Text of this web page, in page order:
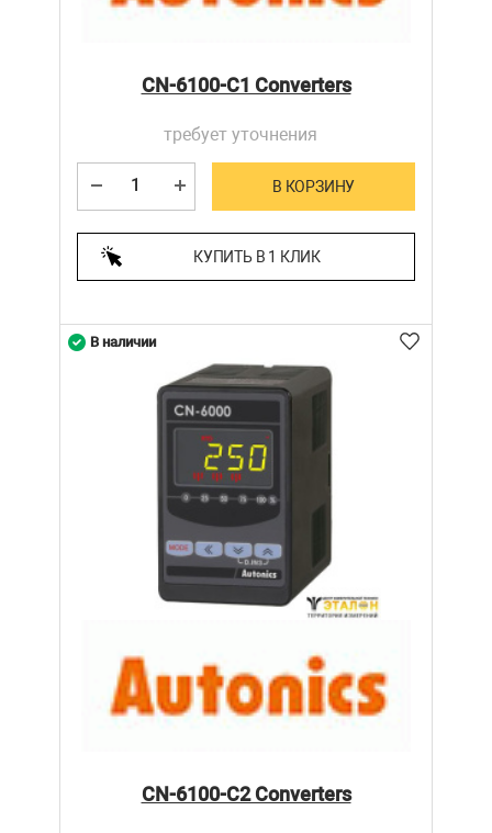
CN-6100-C1 Converters
требует уточнения
В КОРЗИНУ
КУПИТЬ В 1 КЛИК
CN-6100-C2 Converters
В наличии